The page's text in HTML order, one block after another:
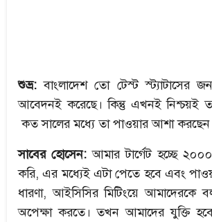
শুভ্র: বাংলাদেশ তো টেস্ট স্ট্যাটাসের
আবেদনই করেছে। কিন্তু এখনই নিশ্চয়ই
কত সালের মধ্যে তা পাওয়ার আশা
সাবের হোসেন:আমার টার্গেট হচ্ছে
করি, এর মধ্যেই এটা পেতে হবে এবং
ধারণা, আইসিসির মিটিংয়ে আমাদেরকে
অপেক্ষা করতে। তখন আমাদের যুক্তি